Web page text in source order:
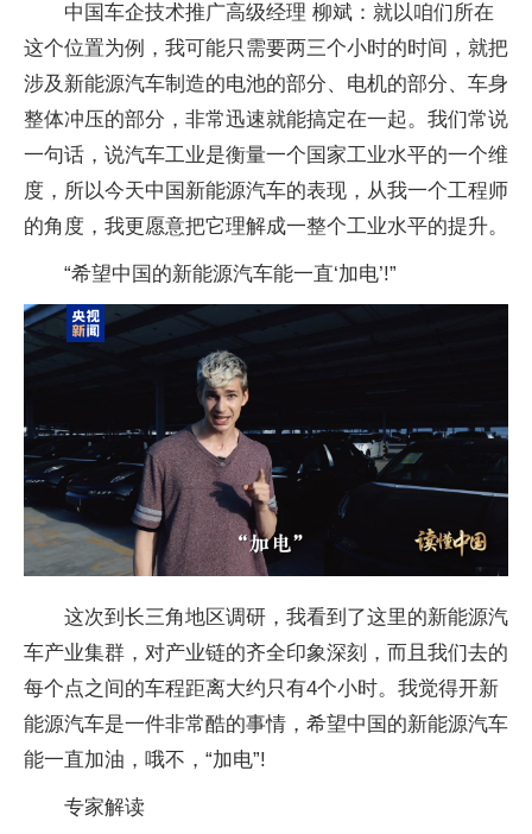
中国车企技术推广高级经理 柳斌：就以咱们所在
这个位置为例，我可能只需要两三个小时的时间，就把
涉及新能源汽车制造的电池的部分、电机的部分、车身
整体冲压的部分，非常迅速就能搞定在一起。我们常说
一句话，说汽车工业是衡量一个国家工业水平的一个维
度，所以今天中国新能源汽车的表现，从我一个工程师
的角度，我更愿意把它理解成一整个工业水平的提升。
“希望中国的新能源汽车能一直‘加电’!”
这次到长三角地区调研，我看到了这里的新能源汽
车产业集群，对产业链的齐全印象深刻，而且我们去的
每个点之间的车程距离大约只有4个小时。我觉得开新
能源汽车是一件非常酷的事情，希望中国的新能源汽车
能一直加油，哦不，“加电”!
专家解读